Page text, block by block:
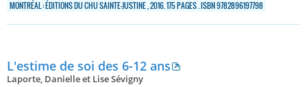
MONTRÉAL : ÉDITIONS DU CHU SAINTE-JUSTINE , 2016. 175 PAGES . ISBN 9782896197798
L'estime de soi des 6-12 ans
Laporte, Danielle et Lise Sévigny